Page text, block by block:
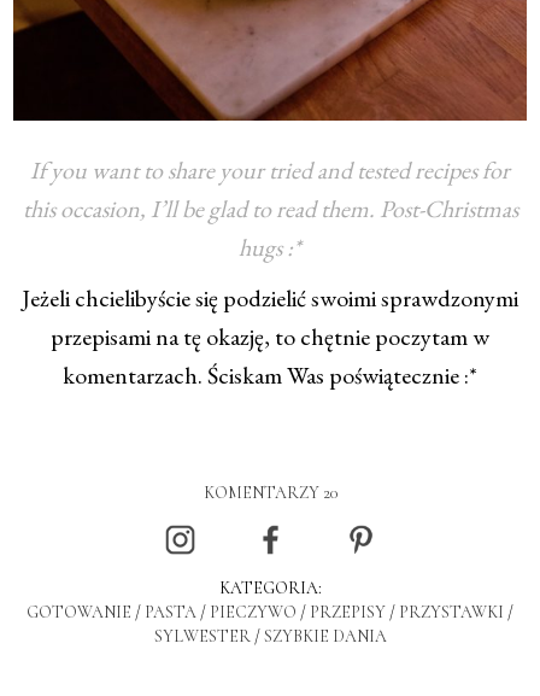
If you want to share your tried and tested recipes for
this occasion, I’ll be glad to read them. Post-Christmas
hugs :*
Jeżeli chcielibyście się podzielić swoimi sprawdzonymi
przepisami na tę okazję, to chętnie poczytam w
komentarzach. Ściskam Was poświątecznie :*
KOMENTARZY 20
KATEGORIA:
GOTOWANIE / PASTA / PIECZYWO / PRZEPISY / PRZYSTAWKI /
SYLWESTER/SZYBKIE DANIA